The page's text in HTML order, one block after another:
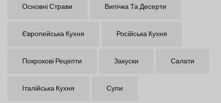
Основні Страви Випічка Та Десерти
Європейська Кухня Російська Кухня
Покрокові Рецепти Закуски Салати
Італійська Кухня Супи